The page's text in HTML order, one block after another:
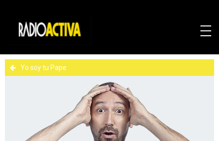
Yo soy tu Pape